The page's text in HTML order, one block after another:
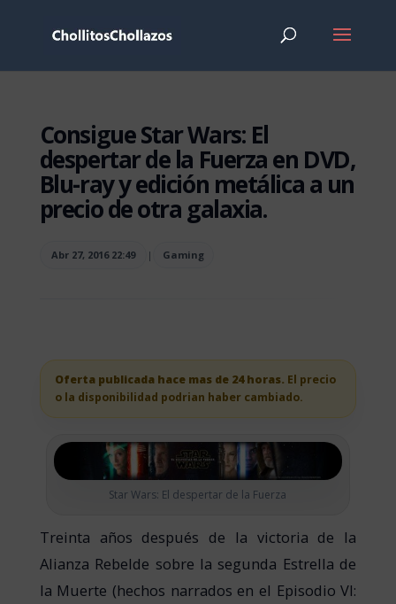
Consigue Star Wars: El
despertar de la Fuerza en DVD,
Blu-ray y edición metálica a un
precio de otra galaxia.
Abr 27, 2016 22:49 | Gaming
Oferta publicada hace mas de 24 horas. El precio
o la disponibilidad podrian haber cambiado.
Star Wars: El despertar de la Fuerza
Treinta años después de la victoria de la
Alianza Rebelde sobre la segunda Estrella de
la Muerte (hechos narrados en el Episodio VI: